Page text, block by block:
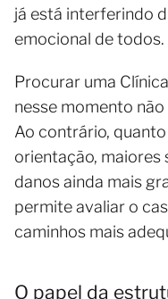
já está interferindo
emocional de todos.
Procurar uma
nesse momento
Ao contrário,
orientação, maiores
danos ainda mais
permite avaliar o
caminhos mais
O papel da